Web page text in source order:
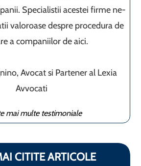
Specialistii acestei firme ne-
valoroase despre procedura de
a companiilor de aici.
Avocat si Partener al Lexia
Avvocati
mai multe testimoniale
CITITE ARTICOLE